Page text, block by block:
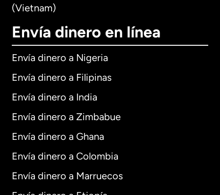
(Vietnam)
Envía dinero en línea
Envía dinero a Nigeria
Envía dinero a Filipinas
Envía dinero a India
Envía dinero a Zimbabue
Envía dinero a Ghana
Envía dinero a Colombia
Envía dinero a Marruecos